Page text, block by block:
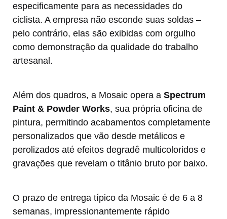
especificamente para as necessidades do
ciclista. A empresa não esconde suas soldas –
pelo contrário, elas são exibidas com orgulho
como demonstração da qualidade do trabalho
artesanal.
Além dos quadros, a Mosaic opera a Spectrum
Paint & Powder Works, sua própria oficina de
pintura, permitindo acabamentos completamente
personalizados que vão desde metálicos e
perolizados até efeitos degradê multicoloridos e
gravações que revelam o titânio bruto por baixo.
O prazo de entrega típico da Mosaic é de 6 a 8
semanas, impressionantemente rápido